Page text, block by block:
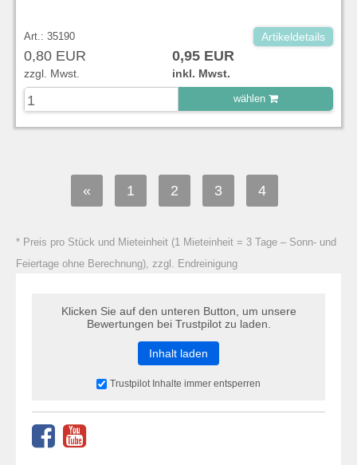
Art.: 35190 Artikeldetails
0,80 EUR 0,95 EUR
zzgl. Mwst. inkl. Mwst.
wählen
« 1 2 3 4
* Preis pro Stück und Mieteinheit (1 Mieteinheit = 3 Tage – Sonn- und
Feiertage ohne Berechnung), zzgl. Endreinigung
Klicken Sie auf den unteren Button, um unsere
Bewertungen bei Trustpilot zu laden.
Inhalt laden
Trustpilot Inhalte immer entsperren